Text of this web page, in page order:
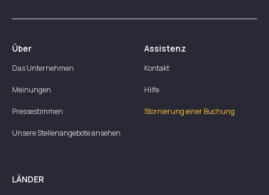
Über
Das Unternehmen
Meinungen
Pressestimmen
Unsere Stellenangebote ansehen
Assistenz
Kontakt
Hilfe
Stornierung einer Buchung
LÄNDER